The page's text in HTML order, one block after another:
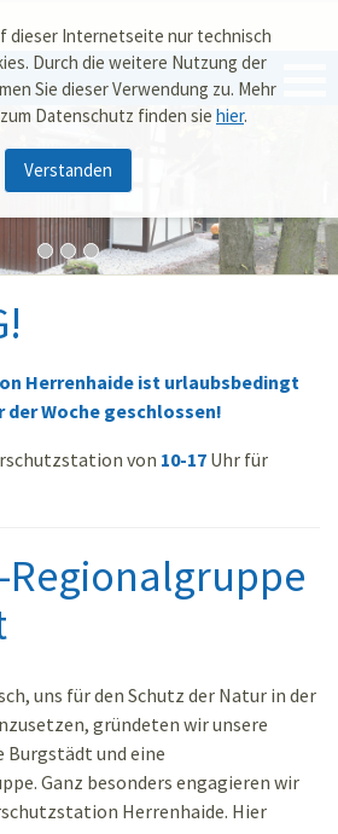
dieser Internetseite nur technisch
Durch die weitere Nutzung der
Sie dieser Verwendung zu. Mehr
Datenschutz finden sie hier.
Verstanden
Herrenhaide ist urlaubsbedingt
der Woche geschlossen!
von 10-17 Uhr für
Regionalgruppe
uns für den Schutz der ­Natur in der
gründeten wir unsere
Burgstädt und eine
Ganz besonders engagieren wir
Herrenhaide. Hier